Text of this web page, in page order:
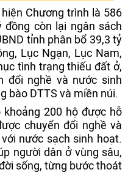
Chương trình là 586
còn lại ngân sách
tỉnh phân bổ 39,3 tỷ
Lục Ngạn, Lục Nam,
tình trạng thiếu đất ở,
đổi nghề và nước sinh
bào DTTS và miền núi.
200 hộ được hỗ
chuyển đổi nghề và
nước sạch sinh hoạt.
người dân ở vùng sâu,
sống, từng bước thoát